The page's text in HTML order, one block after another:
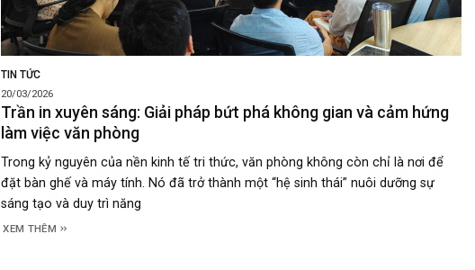
TIN TỨC
20/03/2026
Trần in xuyên sáng: Giải pháp bứt phá không gian và cảm hứng
làm việc văn phòng
Trong kỷ nguyên của nền kinh tế tri thức, văn phòng không còn chỉ là nơi để
đặt bàn ghế và máy tính. Nó đã trở thành một “hệ sinh thái” nuôi dưỡng sự
sáng tạo và duy trì năng
XEM THÊM